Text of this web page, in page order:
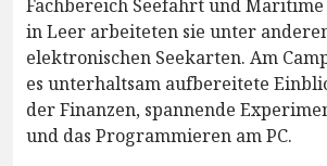
Fachbereich Seefahrt und
in Leer arbeiteten sie unter
elektronischen Seekarten. Am
es unterhaltsam aufbereitete
der Finanzen, spannende
und das Programmieren am PC.